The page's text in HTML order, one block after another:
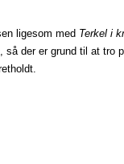
ligesom med Terkel i
, så der er grund til at tro